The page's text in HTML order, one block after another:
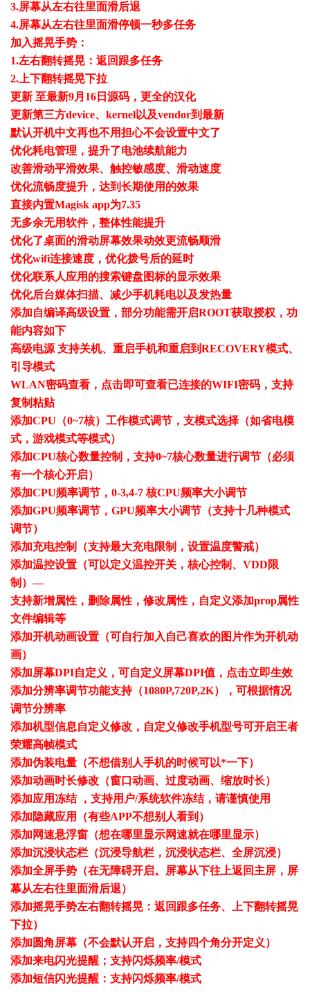
3.屏幕从左右往里面滑后退
4.屏幕从左右往里面滑停顿一秒多任务
加入摇晃手势：
1.左右翻转摇晃：返回跟多任务
2.上下翻转摇晃下拉
更新 至最新9月16日源码，更全的汉化
更新第三方device、kernel以及vendor到最新
默认开机中文再也不用担心不会设置中文了
优化耗电管理，提升了电池续航能力
改善滑动平滑效果、触控敏感度、滑动速度
优化流畅度提升，达到长期使用的效果
直接内置Magisk app为7.35
无多余无用软件，整体性能提升
优化了桌面的滑动屏幕效果动效更流畅顺滑
优化wifi连接速度，优化拨号后的延时
优化联系人应用的搜索键盘图标的显示效果
优化后台媒体扫描、减少手机耗电以及发热量
添加自编译高级设置，部分功能需开启ROOT获取授权，功
能内容如下
高级电源 支持关机、重启手机和重启到RECOVERY模式、
引导模式
WLAN密码查看，点击即可查看已连接的WIFI密码，支持
复制粘贴
添加CPU（0~7核）工作模式调节，支模式选择（如省电模
式，游戏模式等模式）
添加CPU核心数量控制，支持0~7核心数量进行调节（必须
有一个核心开启）
添加CPU频率调节，0-3,4-7 核CPU频率大小调节
添加GPU频率调节，GPU频率大小调节（支持十几种模式
调节）
添加充电控制（支持最大充电限制，设置温度警戒）
添加温控设置（可以定义温控开关，核心控制、VDD限
制）—
支持新增属性，删除属性，修改属性，自定义添加prop属性
文件编辑等
添加开机动画设置（可自行加入自己喜欢的图片作为开机动
画）
添加屏幕DPI自定义，可自定义屏幕DPI值，点击立即生效
添加分辨率调节功能支持（1080P,720P,2K），可根据情况
调节分辨率
添加机型信息自定义修改，自定义修改手机型号可开启王者
荣耀高帧模式
添加伪装电量（不想借别人手机的时候可以*一下）
添加动画时长修改（窗口动画、过度动画、缩放时长）
添加应用冻结 ，支持用户/系统软件冻结，请谨慎使用
添加隐藏应用（有些APP不想别人看到）
添加网速悬浮窗（想在哪里显示网速就在哪里显示）
添加沉浸状态栏（沉浸导航栏，沉浸状态栏、全屏沉浸）
添加全屏手势（在无障碍开启。屏幕从下往上返回主屏，屏
幕从左右往里面滑后退）
添加摇晃手势左右翻转摇晃：返回跟多任务、上下翻转摇晃
下拉）
添加圆角屏幕（不会默认开启，支持四个角分开定义）
添加来电闪光提醒；支持闪烁频率/模式
添加短信闪光提醒：支持闪烁频率/模式